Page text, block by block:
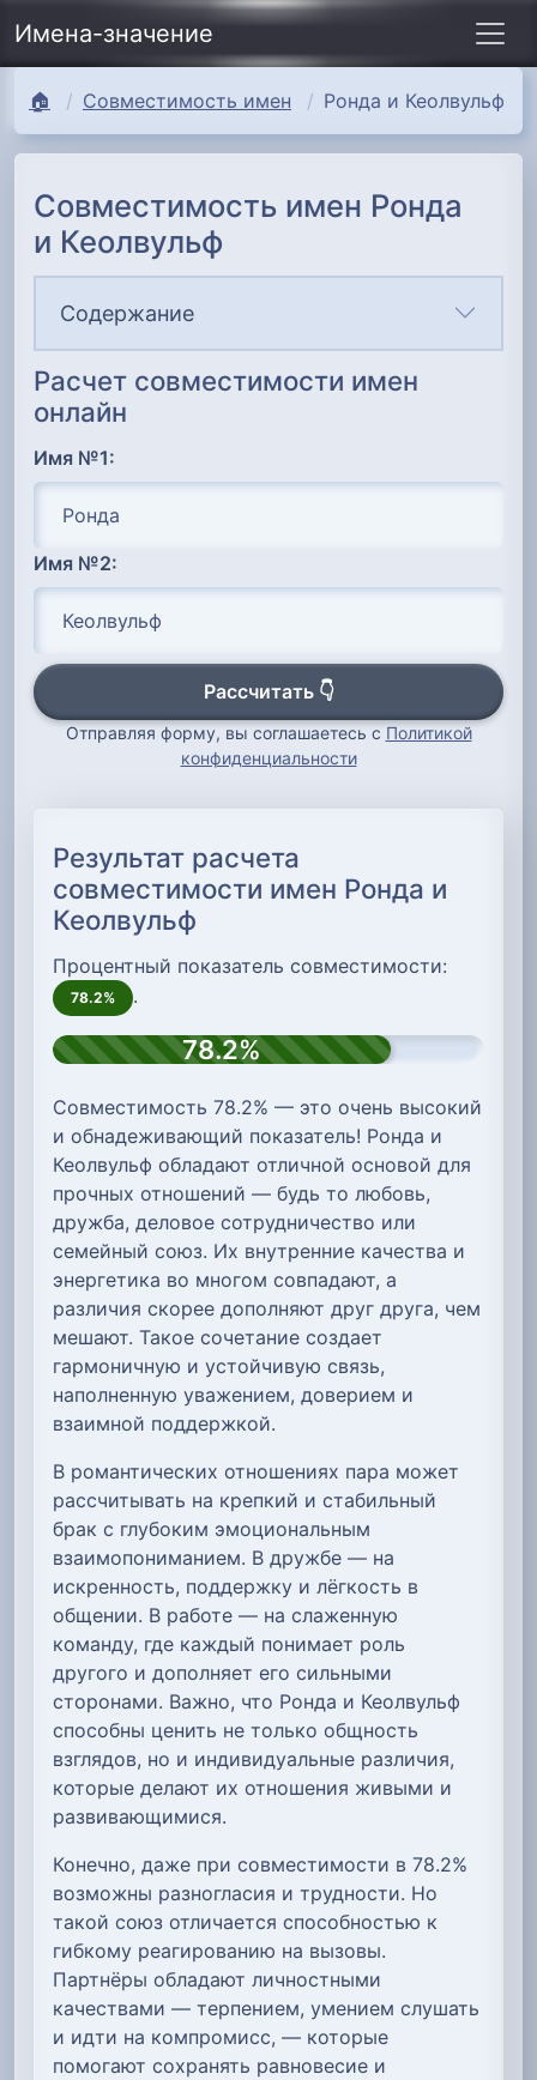
Имена-значение
🏠 Совместимость имен Ронда и Кеолвульф
Совместимость имен Ронда
и Кеолвульф
Содержание
Расчет совместимости имен
онлайн
Имя №1:
Имя №2:
Рассчитать 👇
Отправляя форму, вы соглашаетесь с Политикой
конфиденциальности
Результат расчета
совместимости имен Ронда и
Кеолвульф
Процентный показатель совместимости:
78.2% .
78.2%
Совместимость 78.2% — это очень высокий
и обнадеживающий показатель! Ронда и
Кеолвульф обладают отличной основой для
прочных отношений — будь то любовь,
дружба, деловое сотрудничество или
семейный союз. Их внутренние качества и
энергетика во многом совпадают, а
различия скорее дополняют друг друга, чем
мешают. Такое сочетание создает
гармоничную и устойчивую связь,
наполненную уважением, доверием и
взаимной поддержкой.
В романтических отношениях пара может
рассчитывать на крепкий и стабильный
брак с глубоким эмоциональным
взаимопониманием. В дружбе — на
искренность, поддержку и лёгкость в
общении. В работе — на слаженную
команду, где каждый понимает роль
другого и дополняет его сильными
сторонами. Важно, что Ронда и Кеолвульф
способны ценить не только общность
взглядов, но и индивидуальные различия,
которые делают их отношения живыми и
развивающимися.
Конечно, даже при совместимости в 78.2%
возможны разногласия и трудности. Но
такой союз отличается способностью к
гибкому реагированию на вызовы.
Партнёры обладают личностными
качествами — терпением, умением слушать
и идти на компромисс, — которые
помогают сохранять равновесие и